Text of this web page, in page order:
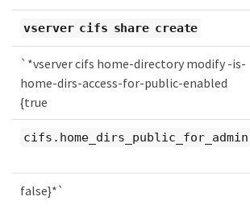
vserver cifs share create
`*vserver cifs home-directory modify -is-
home-dirs-access-for-public-enabled
{true
cifs.home_dirs_public_for_admin
false}*`